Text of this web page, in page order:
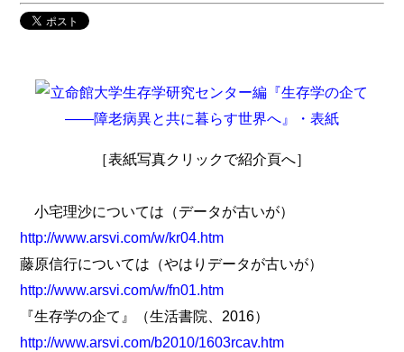
［表紙写真クリックで紹介頁へ］
小宅理沙については（データが古いが）
http://www.arsvi.com/w/kr04.htm
藤原信行については（やはりデータが古いが）
http://www.arsvi.com/w/fn01.htm
『生存学の企て』（生活書院、2016）
http://www.arsvi.com/b2010/1603rcav.htm